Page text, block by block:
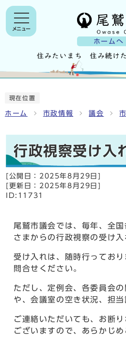
ホームへ
メニュー
現在位置
ホーム 市政情報 議会
行政視察受け入
[公開日： 2025年8月29日
[更新日： 2025年8月29日
ID:11731
尾鷲市議会では、毎年、全
さまからの行政視察の受け入
受け入れは、随時行ってお
問合せください。
ただし、定例会、各委員会の
や、会議室の空き状況、担当
ご連絡いただいても、お断
ございますので、あらかじめ